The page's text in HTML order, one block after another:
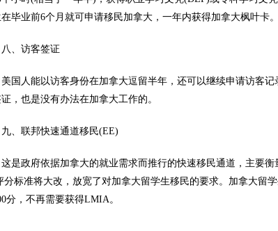
毕业前6个月就可申请移民加拿大，一年内获得加拿大枫叶卡。
访客签证
人能以访客身份在加拿大逗留半年，还可以继续申请访客记
，也是没有办法在加拿大工作的。
联邦快速通道移民(EE)
政府依据加拿大的就业需求而推行的快速移民通道，主要衡
分标准将大改，放宽了对加拿大留学生移民的要求。加拿大留
分，不再需要获得LMIA。